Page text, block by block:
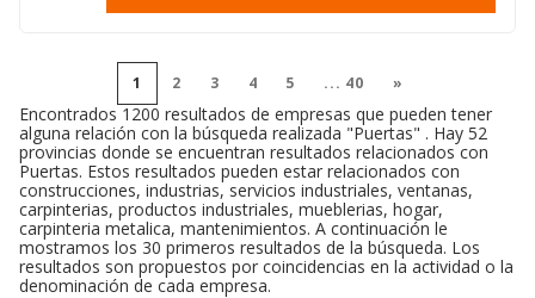
1 2 3 4 5 ... 40 »
Encontrados 1200 resultados de empresas que pueden tener
alguna relación con la búsqueda realizada "Puertas" . Hay 52
provincias donde se encuentran resultados relacionados con
Puertas. Estos resultados pueden estar relacionados con
construcciones, industrias, servicios industriales, ventanas,
carpinterias, productos industriales, mueblerias, hogar,
carpinteria metalica, mantenimientos. A continuación le
mostramos los 30 primeros resultados de la búsqueda. Los
resultados son propuestos por coincidencias en la actividad o la
denominación de cada empresa.